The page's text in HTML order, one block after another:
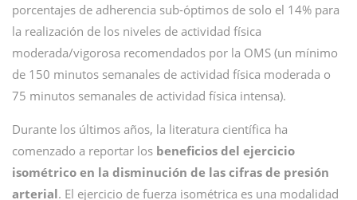
porcentajes de adherencia sub-óptimos de solo el 14% para
la realización de los niveles de actividad física
moderada/vigorosa recomendados por la OMS (un mínimo
de 150 minutos semanales de actividad física moderada o
75 minutos semanales de actividad física intensa).
Durante los últimos años, la literatura científica ha
comenzado a reportar los beneficios del ejercicio
isométrico en la disminución de las cifras de presión
arterial. El ejercicio de fuerza isométrica es una modalidad